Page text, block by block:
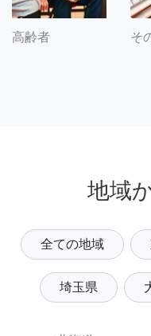
高齢者 そ
地域
全ての地域
埼玉県